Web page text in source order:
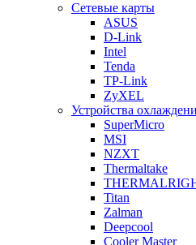
Сетевые карты
ASUS
D-Link
Intel
Tenda
TP-Link
ZyXEL
Устройства
SuperMicro
MSI
NZXT
Thermaltake
Titan
Zalman
Deepcool
Cooler Master